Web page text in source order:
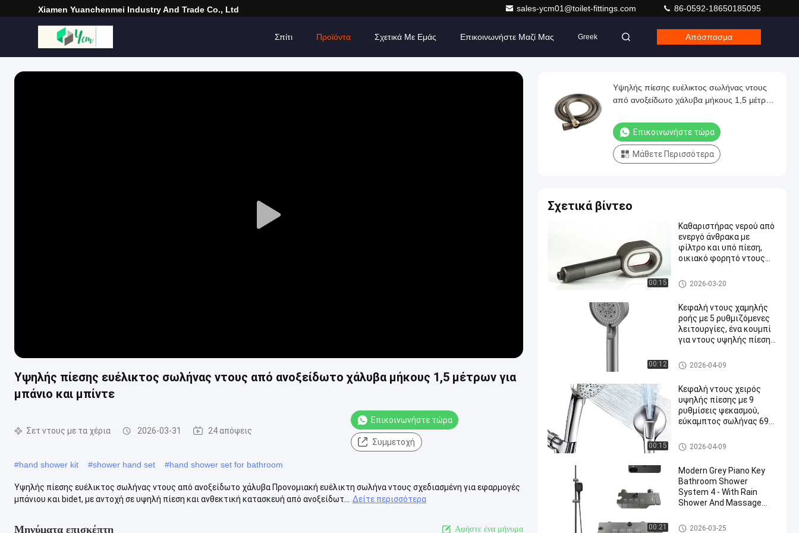
Xiamen Yuanchenmei Industry And Trade Co., Ltd sales-ycm01@toilet-fittings.com 86-0592-18650185095
Σπίτι Προϊόντα Σχετικά Με Εμάς Επικοινωνήστε Μαζί Μας Greek Απόσπασμα
Play
Υψηλής πίεσης ευέλικτος σωλήνας ντους από ανοξείδωτο χάλυβα μήκους 1,5 μέτρων για
μπάνιο και μπίντε
Σετ ντους με τα χέρια 2026-03-31 24 απόψεις
Επικοινωνήστε τώρα
Συμμετοχή
#hand shower kit #shower hand set #hand shower set for bathroom
Υψηλής πίεσης ευέλικτος σωλήνας ντους από ανοξείδωτο χάλυβα Προνομιακή ευέλικτη σωλήνα ντους σχεδιασμένη για εφαρμογές
μπάνιου και bidet, με αντοχή σε υψηλή πίεση και ανθεκτική κατασκευή από ανοξείδωτ...
Δείτε περισσότερα
Μηνύματα επισκέπτη Αφήστε ένα μήνυμα
Υψηλής πίεσης ευέλικτος σωλήνας ντους
από ανοξείδωτο χάλυβα μήκους 1,5 μέτρων
Επικοινωνήστε τώρα
Μάθετε Περισσότερα
Σχετικά βίντεο
00:15
Καθαριστήρας νερού από
ενεργό άνθρακα με
φίλτρο και υπό πίεση,
οικιακό φορητό ντους
Σετ ντους με τα χέρια
2026-03-20
00:12
Κεφαλή ντους χαμηλής
ροής με 5 ρυθμιζόμενες
λειτουργίες, ένα κουμπί
για ντους υψηλής πίεσης,
φιλικό προς το
περιβάλλον ντους.
Σετ ντους με τα χέρια
2026-04-09
00:15
Κεφαλή ντους χειρός
υψηλής πίεσης με 9
ρυθμίσεις ψεκασμού,
εύκαμπτος σωλήνας 69
βραχίονα, φινίρισμα από
νικέλιο
Σετ ντους με τα χέρια
2026-04-09
00:21
Modern Grey Piano Key
Bathroom Shower
System 4 - With Rain
Shower And Massage
Σετ ντους με τα χέρια
2026-03-25